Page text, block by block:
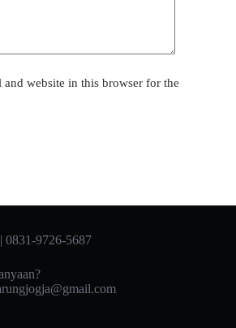
and website in this browser for the
0831-9726-5687